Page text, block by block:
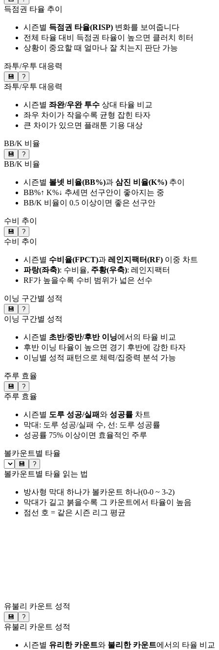
득점권 타율 추이
시즌별 득점권 타율(RISP) 변화를 보여줍니다
전체 타율 대비 득점권 타율이 높으면 클러치 히터
상황이 중요할 때 얼마나 잘 치는지 판단 가능
좌투/우투 대응력
💾 ?
좌투/우투 대응력
시즌별 좌완/우완 투수 상대 타율 비교
좌우 차이가 작을수록 균형 잡힌 타자
큰 차이가 있으면 플래툰 기용 대상
BB/K 비율
💾 ?
BB/K 비율
시즌별 볼넷 비율(BB%)과 삼진 비율(K%) 추이
BB%↑ K%↓ 추세면 선구안이 좋아지는 중
BB/K 비율이 0.5 이상이면 좋은 선구안
수비 추이
💾 ?
수비 추이
시즌별 수비율(FPCT)과 레인지팩터(RF) 이중 차트
파랑(좌축): 수비율, 주황(우축): 레인지팩터
RF가 높을수록 수비 범위가 넓은 선수
이닝 구간별 성적
💾 ?
이닝 구간별 성적
시즌별 초반/중반/후반 이닝에서의 타율 비교
후반 이닝 타율이 높으면 경기 후반에 강한 타자
이닝별 성적 패턴으로 체력/집중력 분석 가능
주루 효율
💾 ?
주루 효율
시즌별 도루 성공/실패와 성공률 차트
막대: 도루 성공/실패 수, 선: 도루 성공률
성공률 75% 이상이면 효율적인 주루
볼카운트별 타율
💾 ?
볼카운트별 타율 읽는 법
방사형 막대 하나가 볼카운트 하나(0-0 ~ 3-2)
막대가 길고 붉을수록 그 카운트에서 타율이 높음
점선 호 = 같은 시즌 리그 평균
유불리 카운트 성적
💾 ?
유불리 카운트 성적
시즌별 유리한 카운트와 불리한 카운트에서의 타율 비교